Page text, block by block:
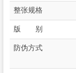
整张规格
版 别
防伪方式